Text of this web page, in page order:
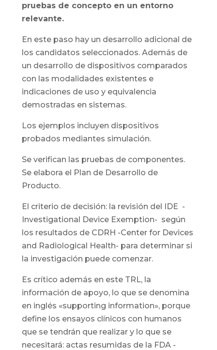
pruebas de concepto en un entorno
relevante.
En este paso hay un desarrollo adicional de
los candidatos seleccionados. Además de
un desarrollo de dispositivos comparados
con las modalidades existentes e
indicaciones de uso y equivalencia
demostradas en sistemas.
Los ejemplos incluyen dispositivos
probados mediantes simulación.
Se verifican las pruebas de componentes.
Se elabora el Plan de Desarrollo de
Producto.
El criterio de decisión: la revisión del IDE -
Investigational Device Exemption- según
los resultados de CDRH -Center for Devices
and Radiological Health- para determinar si
la investigación puede comenzar.
Es crítico además en este TRL, la
información de apoyo, lo que se denomina
en inglés «supporting information», porque
define los ensayos clínicos con humanos
que se tendrán que realizar y lo que se
necesitará: actas resumidas de la FDA -